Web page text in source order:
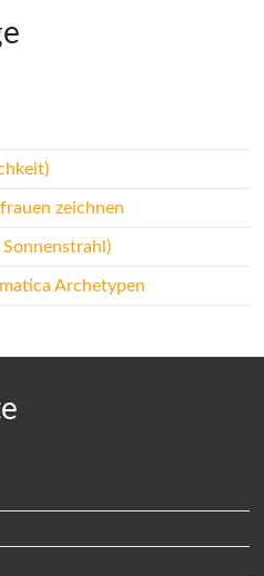
zeichnen
Archetypen